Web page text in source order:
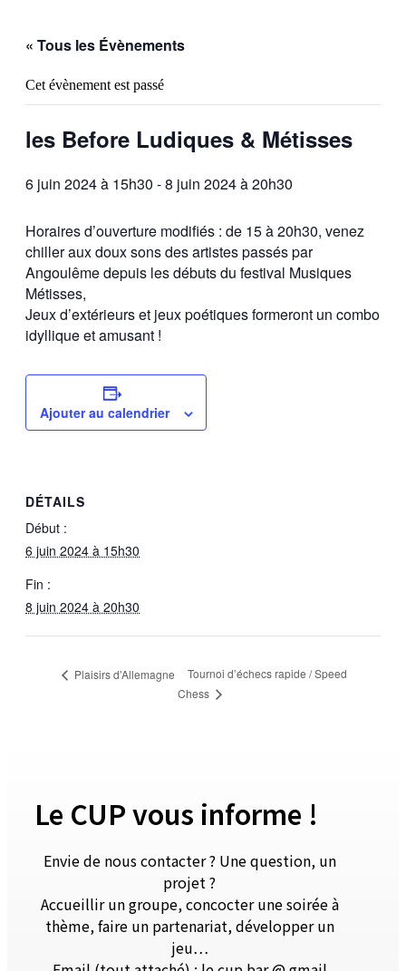
« Tous les Évènements
Cet évènement est passé
les Before Ludiques & Métisses
6 juin 2024 à 15h30 -8 juin 2024 à 20h30
Horaires d’ouverture modifiés : de 15 à 20h30, venez
chiller aux doux sons des artistes passés par
Angoulême depuis les débuts du festival Musiques
Métisses,
Jeux d’extérieurs et jeux poétiques formeront un combo
idyllique et amusant !
Ajouter au calendrier
DÉTAILS
Début :
6 juin 2024 à 15h30
Fin :
8 juin 2024 à 20h30
Plaisirs d’Allemagne
Tournoi d’échecs rapide / Speed
Chess
Le CUP vous informe !
Envie de nous contacter ? Une question, un
projet ?
Accueillir un groupe, concocter une soirée à
thème, faire un partenariat, développer un
jeu…